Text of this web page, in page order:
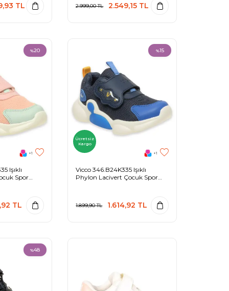
TL 2.999,00TL 2.549,15 TL
%20
+1
Işıklı
Spor
TL
%15
Ücretsiz
Kargo
+1
Vicco 346.B24K335 Işıklı
Phylon Lacivert Çocuk Spor
1.899,90TL 1.614,92 TL
%48